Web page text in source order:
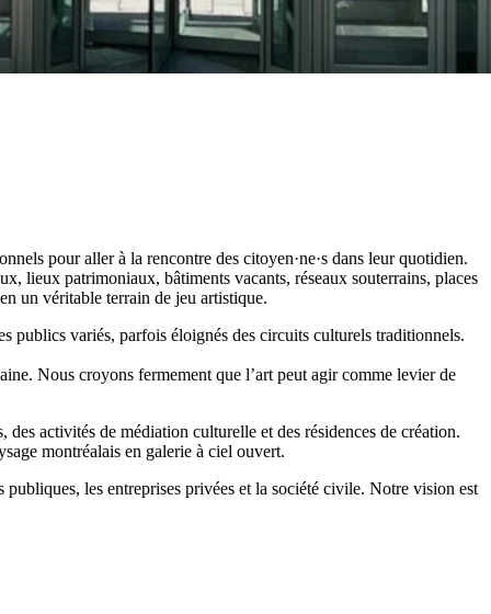
pour aller à la rencontre des citoyen·ne·s dans leur quotidien.
lieux patrimoniaux, bâtiments vacants, réseaux souterrains, places
un véritable terrain de jeu artistique.
publics variés, parfois éloignés des circuits culturels traditionnels.
Nous croyons fermement que l’art peut agir comme levier de
activités de médiation culturelle et des résidences de création.
montréalais en galerie à ciel ouvert.
les entreprises privées et la société civile. Notre vision est